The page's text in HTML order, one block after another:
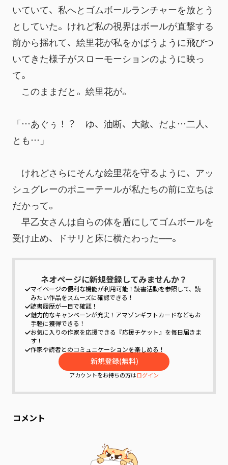
いていて、私へとゴムボールランチャーを放とう
としていた。けれど私の視界はボールが直撃する
前から揺れて、絵里花が私をかばうように飛びつ
いてきた様子がスローモーションのように映っ
て。
このままだと。絵里花が。
「…あぐぅ！？　ゆ、油断、大敵、だよ…二人、
とも…」
けれどさらにそんな絵里花を守るように、アッ
シュグレーのポニーテールが私たちの前に立ちは
だかって。
早乙女さんは自らの体を盾にしてゴムボールを
受け止め、ドサリと床に横たわった──。
ネオページに新規登録してみませんか？
マイページの便利な機能が利用可能！ 読書活動を参照して、読
みたい作品をスムーズに確認できる！
読書履歴が一目で確認！
魅力的なキャンペーンが充実！ アマゾンギフトカードなどもお
手軽に獲得できる！
お気に入りの作家を応援できる『応援チケット』を毎日届きま
す！
作家や読者とのコミュニケーションを楽しめる！
アカウントをお持ちの方はログイン
コメント